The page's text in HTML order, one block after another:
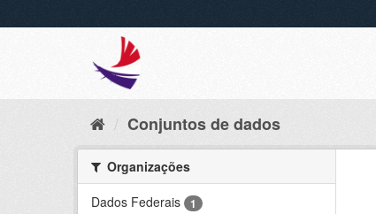
Conjuntos de dados
Organizações
Dados Federais
1